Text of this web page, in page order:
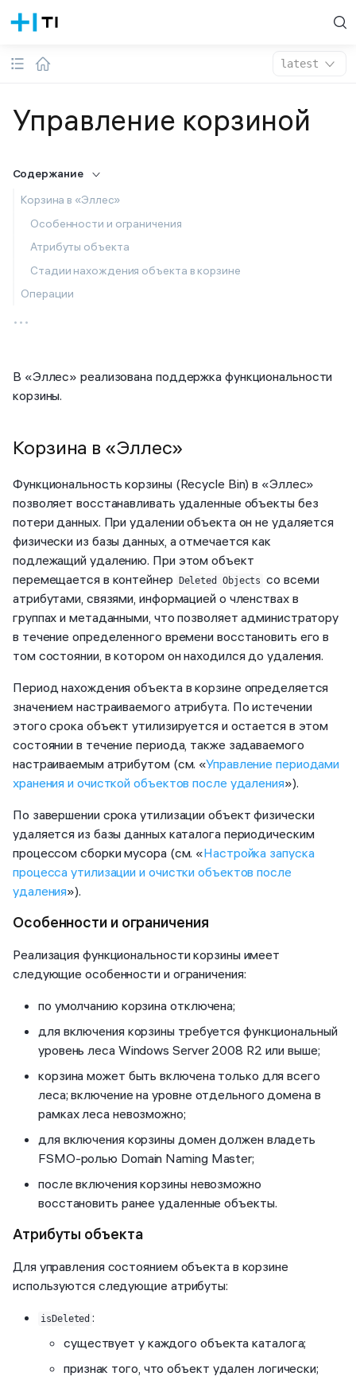
latest
Управление корзиной
Содержание
Корзина в «Эллес»
Особенности и ограничения
Атрибуты объекта
Стадии нахождения объекта в корзине
Операции
...
В «Эллес» реализована поддержка функциональности
корзины.
Корзина в «Эллес»
Функциональность корзины (Recycle Bin) в «Эллес»
позволяет восстанавливать удаленные объекты без
потери данных. При удалении объекта он не удаляется
физически из базы данных, а отмечается как
подлежащий удалению. При этом объект
перемещается в контейнер
Deleted Objects со всеми
атрибутами, связями, информацией о членствах в
группах и метаданными, что позволяет администратору
в течение определенного времени восстановить его в
том состоянии, в котором он находился до удаления.
Период нахождения объекта в корзине определяется
значением настраиваемого атрибута. По истечении
этого срока объект утилизируется и остается в этом
состоянии в течение периода, также задаваемого
настраиваемым атрибутом (см. «Управление периодами
хранения и очисткой объектов после удаления»).
По завершении срока утилизации объект физически
удаляется из базы данных каталога периодическим
процессом сборки мусора (см. «Настройка запуска
процесса утилизации и очистки объектов после
удаления»).
Особенности и ограничения
Реализация функциональности корзины имеет
следующие особенности и ограничения:
по умолчанию корзина отключена;
для включения корзины требуется функциональный
уровень леса Windows Server 2008 R2 или выше;
корзина может быть включена только для всего
леса; включение на уровне отдельного домена в
рамках леса невозможно;
для включения корзины домен должен владеть
FSMO-ролью Domain Naming Master;
после включения корзины невозможно
восстановить ранее удаленные объекты.
Атрибуты объекта
Для управления состоянием объекта в корзине
используются следующие атрибуты:
isDeleted :
существует у каждого объекта каталога;
признак того, что объект удален логически;